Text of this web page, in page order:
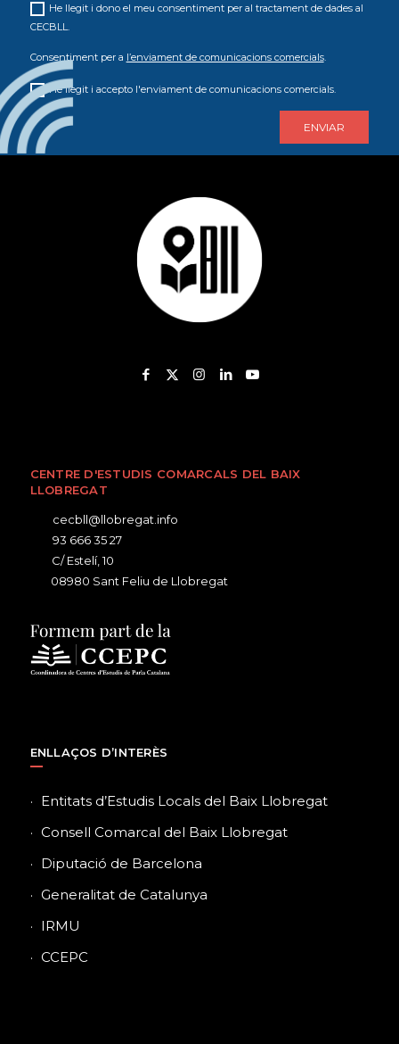
He llegit i dono el meu consentiment per al tractament de dades al
CECBLL.
Consentiment per a l’enviament de comunicacions comercials.
He llegit i accepto l'enviament de comunicacions comercials.
CENTRE D'ESTUDIS COMARCALS DEL BAIX
LLOBREGAT
cecbll@llobregat.info
93 666 35 27
C/ Estelí, 10
08980 Sant Feliu de Llobregat
ENLLAÇOS D’INTERÈS
Entitats d’Estudis Locals del Baix Llobregat
Consell Comarcal del Baix Llobregat
Diputació de Barcelona
Generalitat de Catalunya
IRMU
CCEPC